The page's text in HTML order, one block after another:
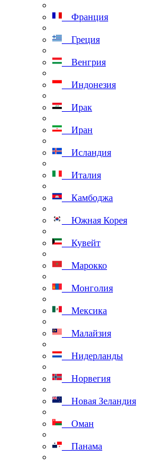
Франция
Греция
Венгрия
Индонезия
Ирак
Иран
Исландия
Италия
Камбоджа
Южная Корея
Кувейт
Марокко
Монголия
Мексика
Малайзия
Нидерланды
Норвегия
Новая Зеландия
Оман
Панама